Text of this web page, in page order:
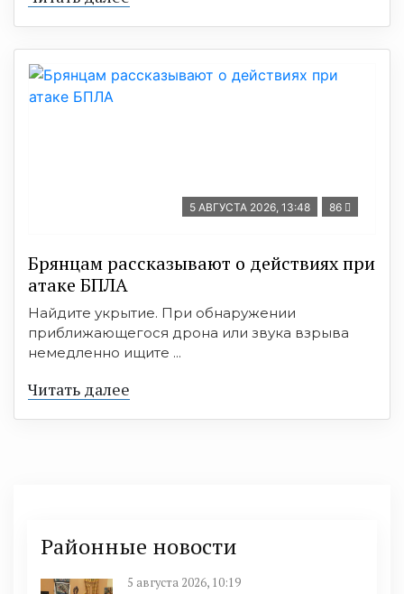
5 АВГУСТА 2026, 13:48 86
Брянцам рассказывают о действиях при
атаке БПЛА
Найдите укрытие. При обнаружении
приближающегося дрона или звука взрыва
немедленно ищите ...
Читать далее
Районные новости
5 августа 2026, 10:19